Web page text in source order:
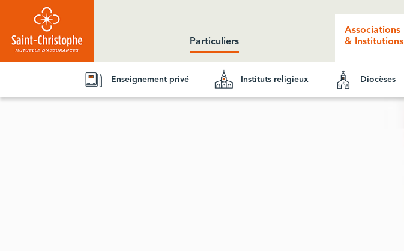
Aller au contenu principal
Particuliers
Associations
& Institutions
Enseignement privé Instituts religieux Diocèses